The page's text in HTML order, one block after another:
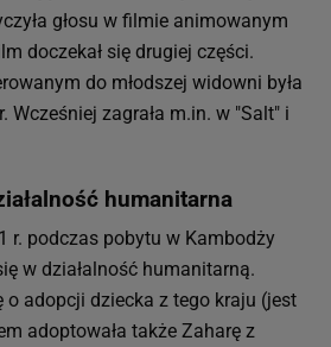
głosu w filmie animowanym
doczekał się drugiej części.
do młodszej widowni była
Wcześniej zagrała m.in. w "Salt" i
humanitarna
r. podczas pobytu w Kambodży
w działalność humanitarną.
o adopcji dziecka z tego kraju (jest
adoptowała także Zaharę z